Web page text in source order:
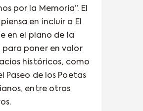
por la Memoria”. El
en incluir a El
en el plano de la
para poner en valor
históricos, como
Paseo de los Poetas
entre otros